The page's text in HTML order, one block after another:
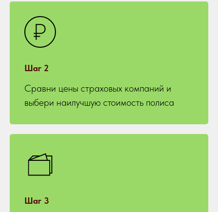
Шаг 2
Сравни цены страховых компаний и
выбери наилучшую стоимость полиса
Шаг 3